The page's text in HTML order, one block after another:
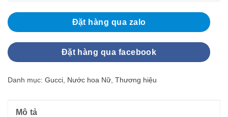
Đặt hàng qua zalo
Đặt hàng qua facebook
Danh mục: Gucci Nước hoa Nữ Thương hiệu
Mô tả